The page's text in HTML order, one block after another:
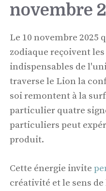
novembre
Le 10 novembre 2025
zodiaque reçoivent
indispensables de
traverse le Lion la
soi remontent à la
particulier quatre
particuliers peut
produit.
Cette énergie invite
créativité et le sens